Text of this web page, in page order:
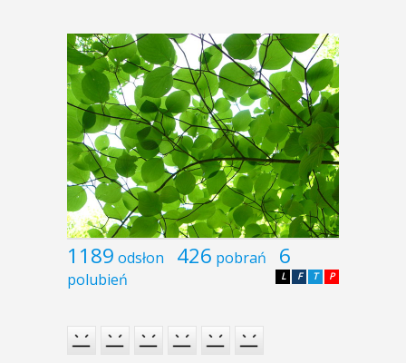
1189 odsłon 426 pobrań 6
polubień P
T
F
L